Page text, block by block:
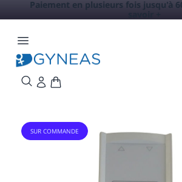
Paiement en plusieurs fois jusqu'à
SUR COMMANDE